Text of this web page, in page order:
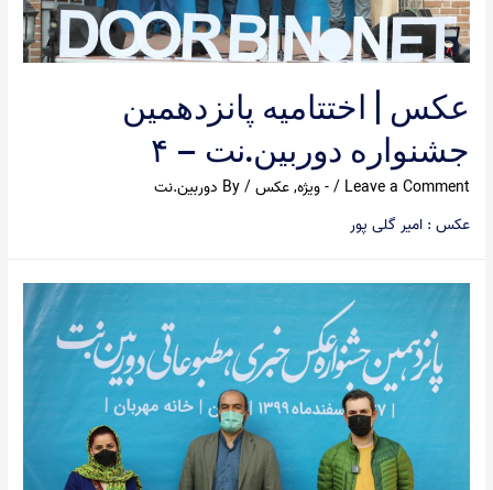
عکس | اختتامیه پانزدهمین
جشنواره دوربین.نت – ۴
Leave a Comment
/- ویژه,عکس/ By
دوربین.نت
عکس : امیر گلی پور